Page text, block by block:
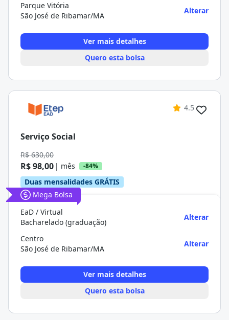
Parque Vitória
São José de Ribamar/MA
Alterar
Ver mais detalhes
Quero esta bolsa
4.5
Serviço Social
R$ 630,00
R$ 98,00 | mês -84%
Duas mensalidades GRÁTIS
Mega Bolsa
EaD / Virtual
Bacharelado (graduação)
Alterar
Centro
São José de Ribamar/MA
Alterar
Ver mais detalhes
Quero esta bolsa